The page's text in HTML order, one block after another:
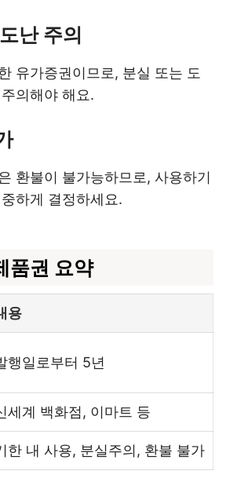
난 주의
유가증권이므로, 분실 또는 도
의해야 해요.
환불이 불가능하므로, 사용하기
하게 결정하세요.
품권 요약
용
행일로부터 5년
세계 백화점, 이마트 등
한 내 사용, 분실주의, 환불 불가